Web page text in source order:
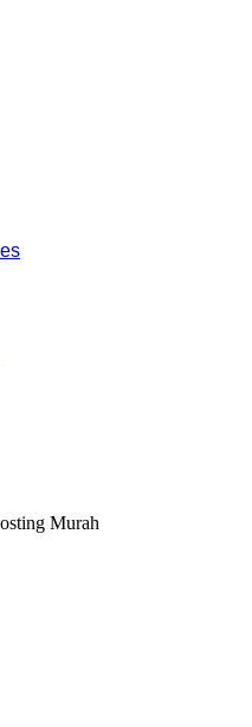
Murah